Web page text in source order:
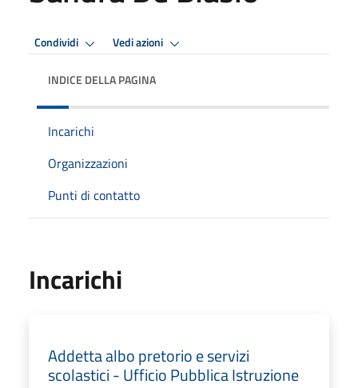
Condividi Vedi azioni
INDICE DELLA PAGINA
Incarichi
Organizzazioni
Punti di contatto
Incarichi
Addetta albo pretorio e servizi
scolastici - Ufficio Pubblica Istruzione